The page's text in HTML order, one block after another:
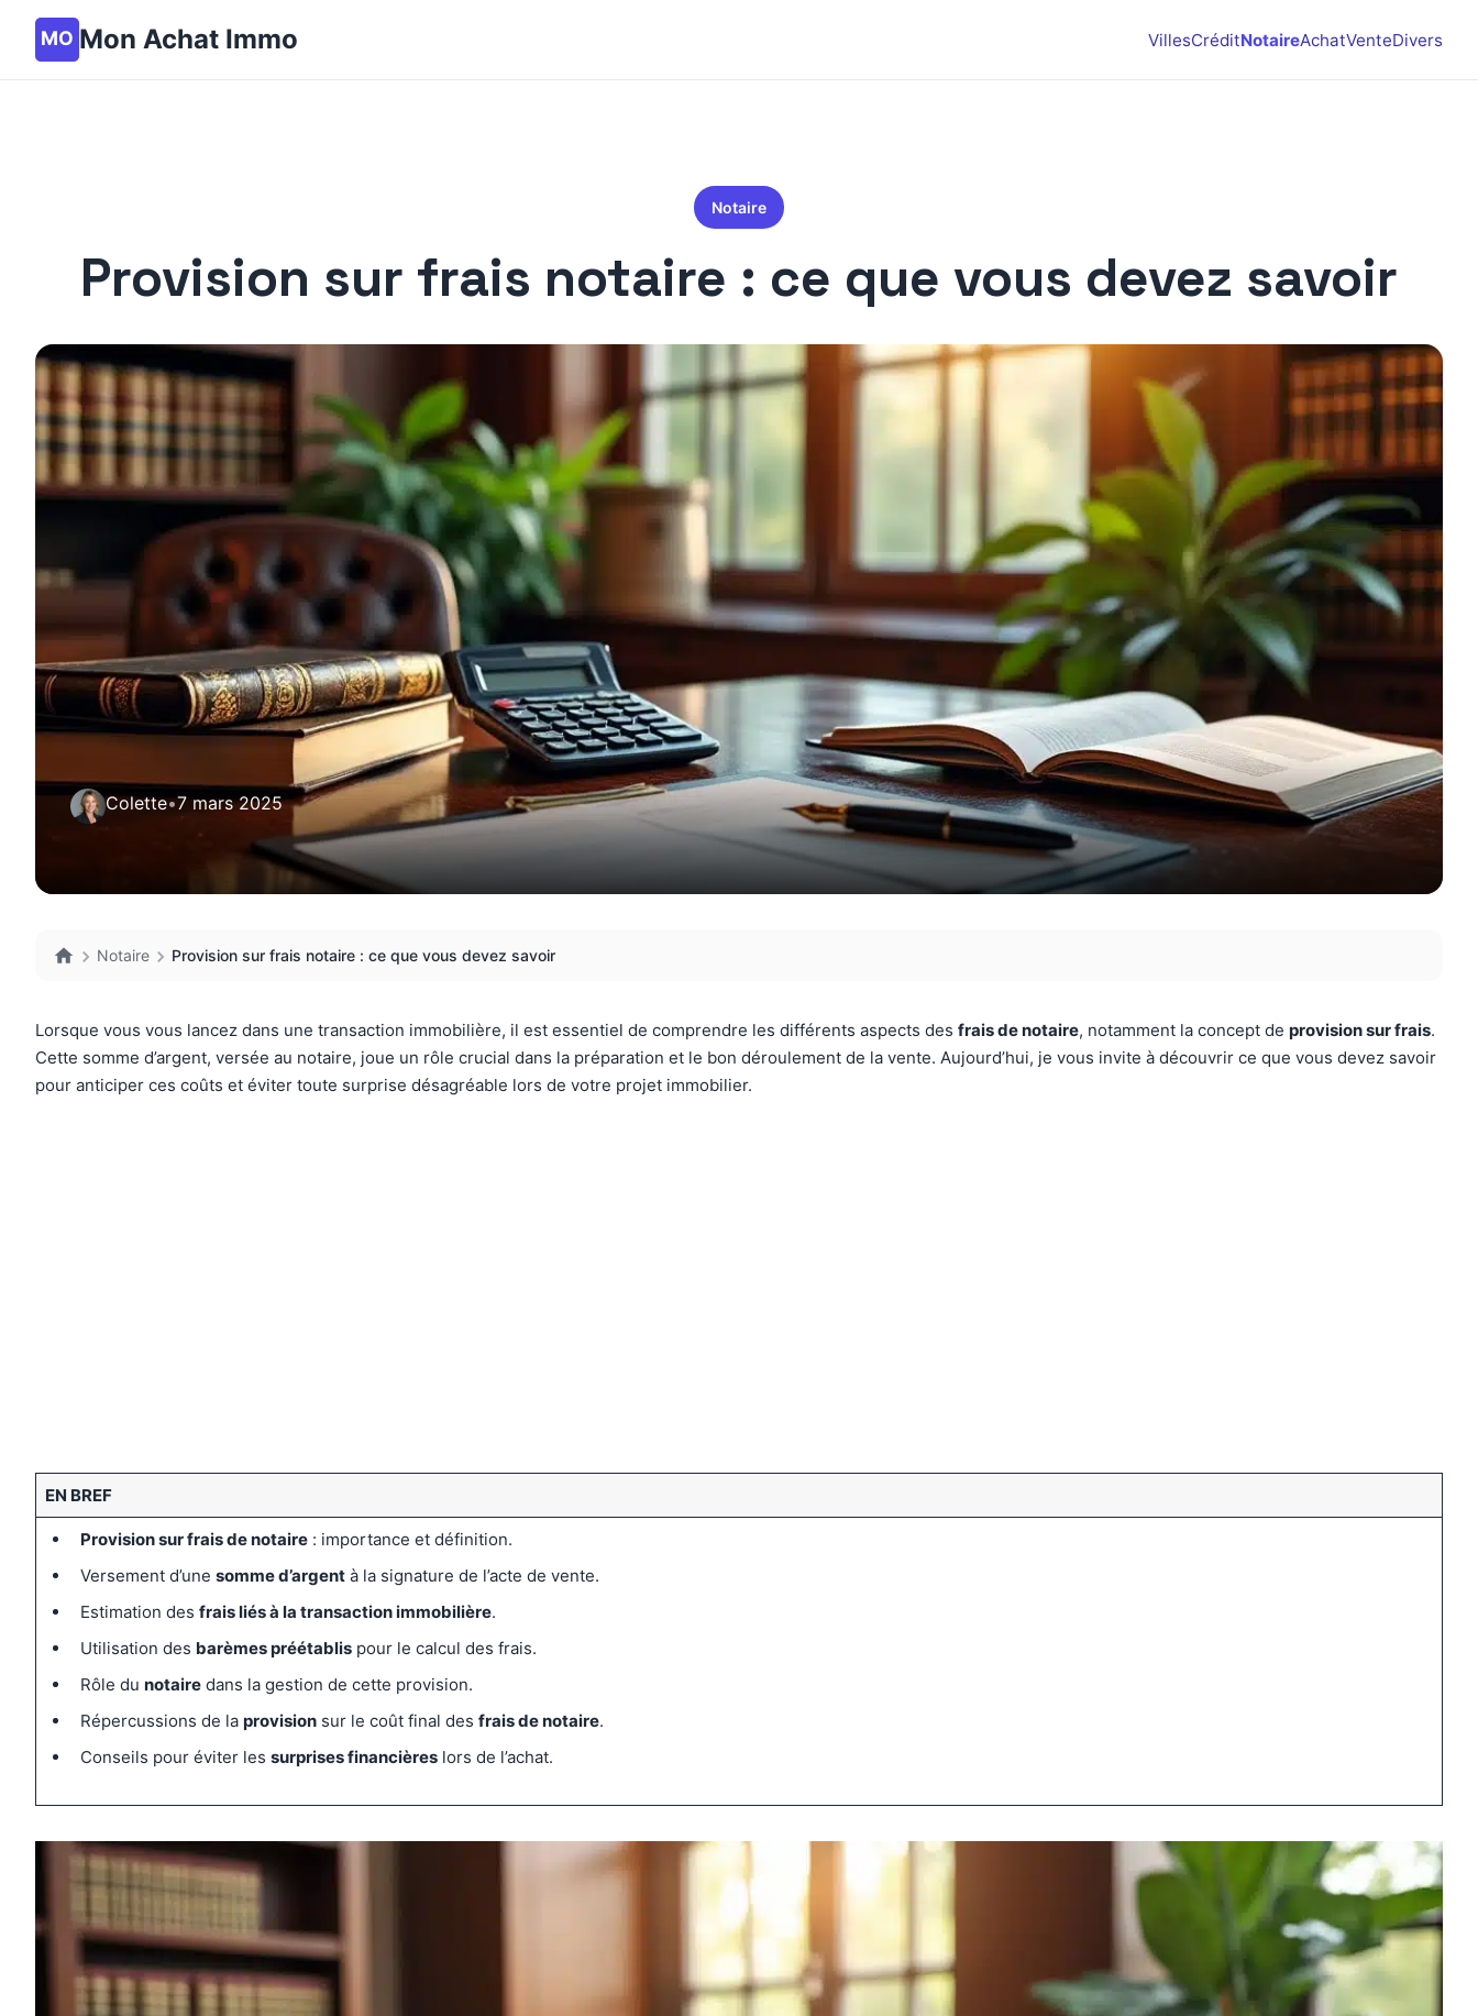
Mon Achat Immo VillesCréditNotaireAchatVenteDivers
Notaire
Provision sur frais notaire : ce que vous devez savoir
Colette•7 mars 2025
Notaire Provision sur frais notaire : ce que vous devez savoir
Lorsque vous vous lancez dans une transaction immobilière, il est essentiel de comprendre les différents aspects des frais de notaire, notamment la concept de provision sur frais.
Cette somme d’argent, versée au notaire, joue un rôle crucial dans la préparation et le bon déroulement de la vente. Aujourd’hui, je vous invite à découvrir ce que vous devez savoir
pour anticiper ces coûts et éviter toute surprise désagréable lors de votre projet immobilier.
EN BREF
Provision sur frais de notaire: importance et définition.
Versement d’une somme d’argentà la signature de l’acte de vente.
Estimation des frais liés à la transaction immobilière.
Utilisation des barèmes préétablispour le calcul des frais.
Rôle du notairedans la gestion de cette provision.
Répercussions de la provisionsur le coût final des frais de notaire.
Conseils pour éviter les surprises financièreslors de l’achat.